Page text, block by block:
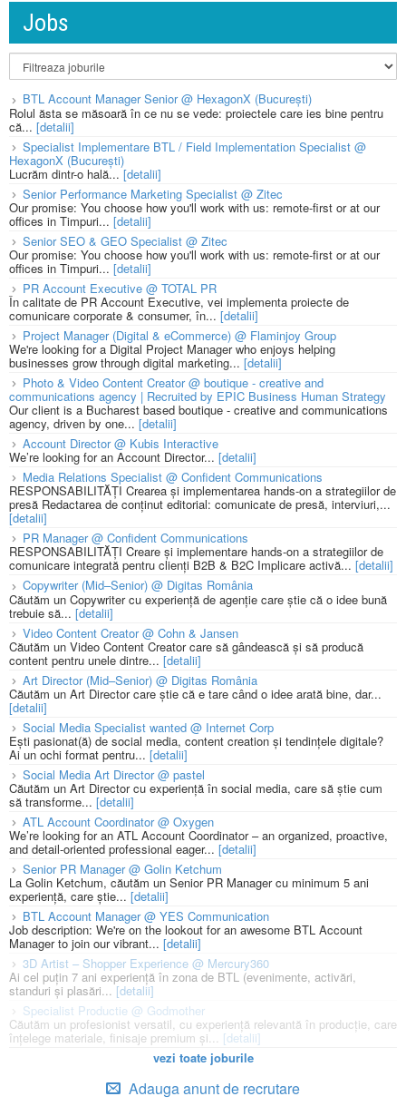
Jobs
BTL Account Manager Senior @ HexagonX (București)
Rolul ăsta se măsoară în ce nu se vede: proiectele care ies bine pentru
că... [detalii]
Specialist Implementare BTL / Field Implementation Specialist @
HexagonX (București)
Lucrăm dintr-o hală...[detalii]
Senior Performance Marketing Specialist @ Zitec
Our promise: You choose how you'll work with us: remote-first or at our
offices in Timpuri... [detalii]
Senior SEO & GEO Specialist @ Zitec
Our promise: You choose how you'll work with us: remote-first or at our
offices in Timpuri... [detalii]
PR Account Executive @ TOTAL PR
În calitate de PR Account Executive, vei implementa proiecte de
comunicare corporate & consumer, în... [detalii]
Project Manager (Digital & eCommerce) @ Flaminjoy Group
We're looking for a Digital Project Manager who enjoys helping
businesses grow through digital marketing... [detalii]
Photo & Video Content Creator @ boutique - creative and
communications agency | Recruited by EPIC Business Human Strategy
Our client is a Bucharest based boutique - creative and communications
agency, driven by one... [detalii]
Account Director @ Kubis Interactive
We’re looking for an Account Director... [detalii]
Media Relations Specialist @ Confident Communications
RESPONSABILITĂȚI Crearea și implementarea hands-on a strategiilor de
presă Redactarea de conținut editorial: comunicate de presă, interviuri,...
[detalii]
PR Manager @ Confident Communications
RESPONSABILITĂȚI Creare și implementare hands-on a strategiilor de
comunicare integrată pentru clienți B2B & B2C Implicare activă... [detalii]
Copywriter (Mid–Senior) @ Digitas România
Căutăm un Copywriter cu experiență de agenție care știe că o idee bună
trebuie să... [detalii]
Video Content Creator @ Cohn & Jansen
Căutăm un Video Content Creator care să gândească și să producă
content pentru unele dintre... [detalii]
Art Director (Mid–Senior) @ Digitas România
Căutăm un Art Director care știe că e tare când o idee arată bine, dar...
[detalii]
Social Media Specialist wanted @ Internet Corp
Ești pasionat(ă) de social media, content creation și tendințele digitale?
Ai un ochi format pentru... [detalii]
Social Media Art Director @ pastel
Căutăm un Art Director cu experiență în social media, care să știe cum
să transforme... [detalii]
ATL Account Coordinator @ Oxygen
We’re looking for an ATL Account Coordinator – an organized, proactive,
and detail-oriented professional eager... [detalii]
Senior PR Manager @ Golin Ketchum
La Golin Ketchum, căutăm un Senior PR Manager cu minimum 5 ani
experiență, care știe... [detalii]
BTL Account Manager @ YES Communication
Job description: We're on the lookout for an awesome BTL Account
Manager to join our vibrant... [detalii]
3D Artist – Shopper Experience @ Mercury360
Ai cel puțin 7 ani experiență în zona de BTL (evenimente, activări,
standuri și plasări... [detalii]
Specialist Productie @ Godmother
Căutăm un profesionist versatil, cu experiență relevantă în producție, care
înțelege materiale, finisaje premium și... [detalii]
vezi toate joburile
Adauga anunt de recrutare